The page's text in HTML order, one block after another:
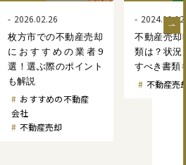
2024.11.12
不動産売却時の必要書
類は？状況別での用意
すべき書類も解説
不動産売却手続き
2026.03.25
東大阪市で
却におす
選！選ぶ際
も解説